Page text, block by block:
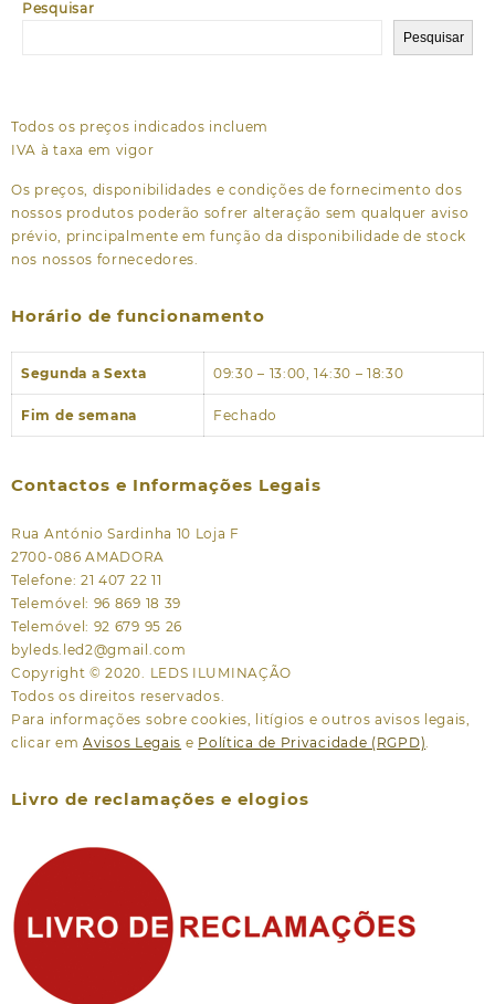
Pesquisar
Pesquisar
Todos os preços indicados incluem
IVA à taxa em vigor
Os preços, disponibilidades e condições de fornecimento dos
nossos produtos poderão sofrer alteração sem qualquer aviso
prévio, principalmente em função da disponibilidade de stock
nos nossos fornecedores.
Horário de funcionamento
Segunda a Sexta 09:30 – 13:00, 14:30 – 18:30
Fim de semana Fechado
Contactos e Informações Legais
Rua António Sardinha 10 Loja F
2700-086 AMADORA
Telefone: 21 407 22 11
Telemóvel: 96 869 18 39
Telemóvel: 92 679 95 26
byleds.led2@gmail.com
Copyright © 2020. LEDS ILUMINAÇÃO
Todos os direitos reservados.
Para informações sobre cookies, litígios e outros avisos legais,
clicar em Avisos Legais e Política de Privacidade (RGPD)
Livro de reclamações e elogios